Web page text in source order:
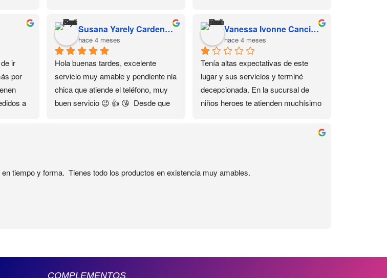
Sin duda volvería a comprar aquí.
ir
por
a
Susana Yarely Cardenas Sanchez
hace 4 meses
Hola buenas tardes, excelente
servicio muy amable y pendiente nla
chica que atiende el teléfono, muy
buen servicio 😉 👍 😘  Desde que
seguro 🔐
Vanessa Ivonne Cancino Juárez
hace 4 meses
Tenía altas expectativas de este
lugar y sus servicios y terminé
decepcionada. En la sucursal de
niños heroes te atienden muchísimo
no pude asistir un día y me
tiempo y forma.  Tienes todo los productos en existencia muy amables.
COMPLEMENTOS